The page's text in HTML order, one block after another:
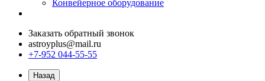
Конвейерное оборудование
Заказать обратный звонок
astroyplus@mail.ru
+7-952 044-55-55
Назад